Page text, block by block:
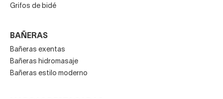
Grifos de bidé
BAÑERAS
Bañeras exentas
Bañeras hidromasaje
Bañeras estilo moderno